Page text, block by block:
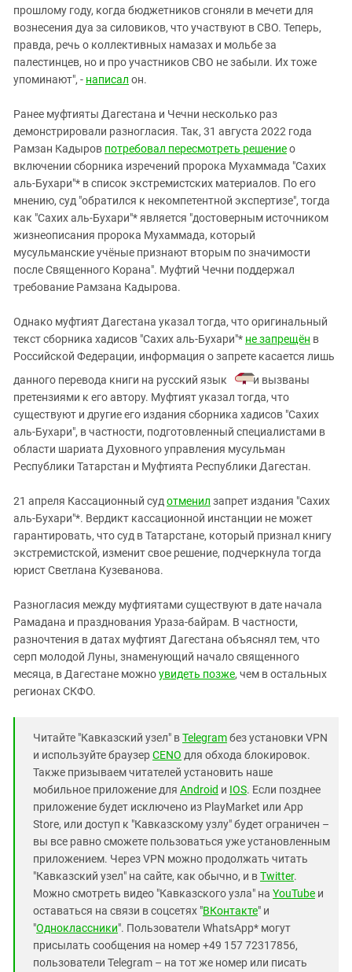
прошлому году, когда бюджетников сгоняли в мечети для
вознесения дуа за силовиков, что участвуют в СВО. Теперь,
правда, речь о коллективных намазах и мольбе за
палестинцев, но и про участников СВО не забыли. Их тоже
упоминают", - написал он.
Ранее муфтияты Дагестана и Чечни несколько раз
демонстрировали разногласия. Так, 31 августа 2022 года
Рамзан Кадыров потребовал пересмотреть решениео
включении сборника изречений пророка Мухаммада "Сахих
аль-Бухари"* в список экстремистских материалов. По его
мнению, суд "обратился к некомпетентной экспертизе", тогда
как "Сахих аль-Бухари"* является "достоверным источником
жизнеописания пророка Мухаммада, который
мусульманские учёные признают вторым по значимости
после Священного Корана". Муфтий Чечни поддержал
требование Рамзана Кадырова.
Однако муфтият Дагестана указал тогда, что оригинальный
текст сборника хадисов "Сахих аль-Бухари"* не запрещён в
Российской Федерации, информация о запрете касается лишь
данного перевода книги на русский язык
и вызваны
претензиями к его автору. Муфтият указал тогда, что
существуют и другие его издания сборника хадисов "Сахих
аль-Бухари", в частности, подготовленный специалистами в
области шариата Духовного управления мусульман
Республики Татарстан и Муфтията Республики Дагестан.
21 апреля Кассационный суд отменил запрет издания "Сахих
аль-Бухари"*. Вердикт кассационной инстанции не может
гарантировать, что суд в Татарстане, который признал книгу
экстремистской, изменит свое решение, подчеркнула тогда
юрист Светлана Кузеванова.
Разногласия между муфтиятами существуют в дате начала
Рамадана и празднования Ураза-байрам. В частности,
разночтения в датах муфтият Дагестана объяснял тем, что
серп молодой Луны, знаменующий начало священного
месяца, в Дагестане можноувидеть позже, чем в остальных
регионах СКФО.
Читайте "Кавказский узел" вTelegramбез установки VPN
и используйте браузерCENO для обхода блокировок.
Также призываем читателей установить наше
мобильное приложение для Android и IOS. Если позднее
приложение будет исключено из PlayMarket или App
Store, или доступ к "Кавказскому узлу" будет ограничен –
вы все равно сможете пользоваться уже установленным
приложением. Через VPN можно продолжать читать
"Кавказский узел" на сайте, как обычно, и вTwitter.
Можно смотреть видео "Кавказского узла" на YouTube и
оставаться на связи в соцсетях "ВКонтакте" и
"Одноклассники". Пользователи WhatsApp* могут
присылать сообщения на номер +49 157 72317856,
пользователи Telegram – на тот же номер или писать